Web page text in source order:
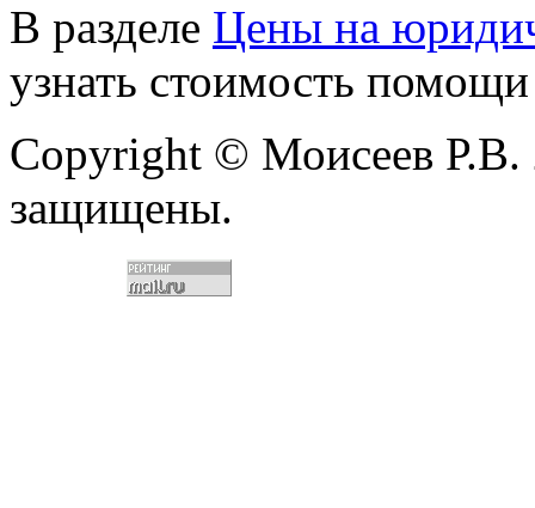
В разделе Цены на
узнать стоимость
Copyright © Моисеев Р.В.
защищены.